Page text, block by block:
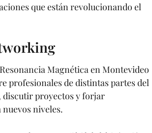
que están revolucionando el
Magnética en Montevideo
profesionales de distintas partes del
discutir proyectos y forjar
niveles.